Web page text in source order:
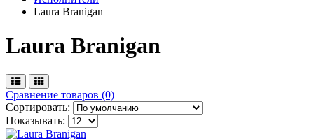
Laura Branigan
Laura Branigan
Сравнение товаров (0)
Сортировать:
Показывать: